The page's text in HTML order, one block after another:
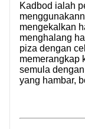
Kadbod ialah
mengekalkan
menghalang
piza dengan
memerangkap
semula
yang hambar,